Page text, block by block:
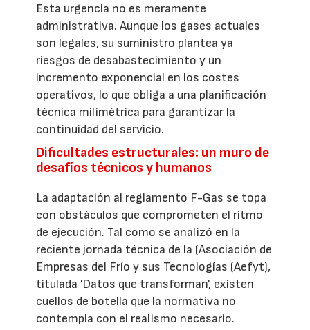
Esta urgencia no es meramente
administrativa. Aunque los gases actuales
son legales, su suministro plantea ya
riesgos de desabastecimiento y un
incremento exponencial en los costes
operativos, lo que obliga a una planificación
técnica milimétrica para garantizar la
continuidad del servicio.
Dificultades estructurales: un muro de
desafíos técnicos y humanos
La adaptación al reglamento F-Gas se topa
con obstáculos que comprometen el ritmo
de ejecución. Tal como se analizó en la
reciente jornada técnica de la (Asociación de
Empresas del Frío y sus Tecnologías (Aefyt),
titulada 'Datos que transforman', existen
cuellos de botella que la normativa no
contempla con el realismo necesario.